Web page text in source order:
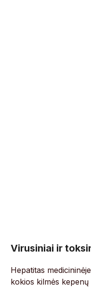
Virusiniai ir
Hepatitas
kokios kilmės